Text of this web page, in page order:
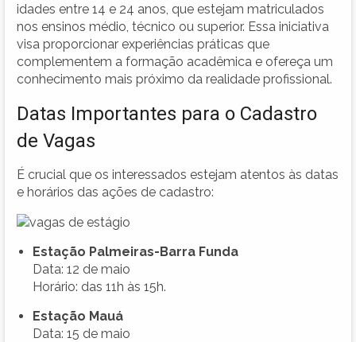
idades entre 14 e 24 anos, que estejam matriculados
nos ensinos médio, técnico ou superior. Essa iniciativa
visa proporcionar experiências práticas que
complementem a formação acadêmica e ofereça um
conhecimento mais próximo da realidade profissional.
Datas Importantes para o Cadastro
de Vagas
É crucial que os interessados estejam atentos às datas
e horários das ações de cadastro:
Estação Palmeiras-Barra Funda
Data: 12 de maio
Horário: das 11h às 15h.
Estação Mauá
Data: 15 de maio